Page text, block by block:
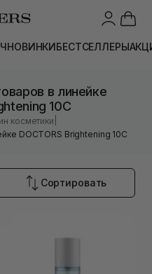
НОВИНКИБЕСТСЕЛЛЕРЫ
в линейке
10C
косметики
DOCTORS Brightening 10C
Сортировать